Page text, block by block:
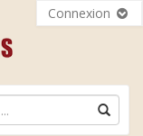
Connexion